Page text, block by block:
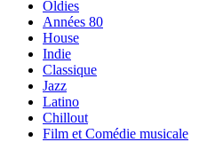
Oldies
Années 80
House
Indie
Classique
Jazz
Latino
Chillout
Film et Comédie musicale